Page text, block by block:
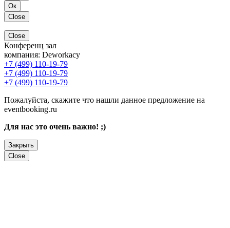
Ок
Close
Close
Конференц зал
компания: Deworkacy
+7 (499) 110-19-79
+7 (499) 110-19-79
+7 (499) 110-19-79
Пожалуйста, скажите что нашли данное предложение на
eventbooking.ru
Для нас это очень важно! ;)
Закрыть
Close